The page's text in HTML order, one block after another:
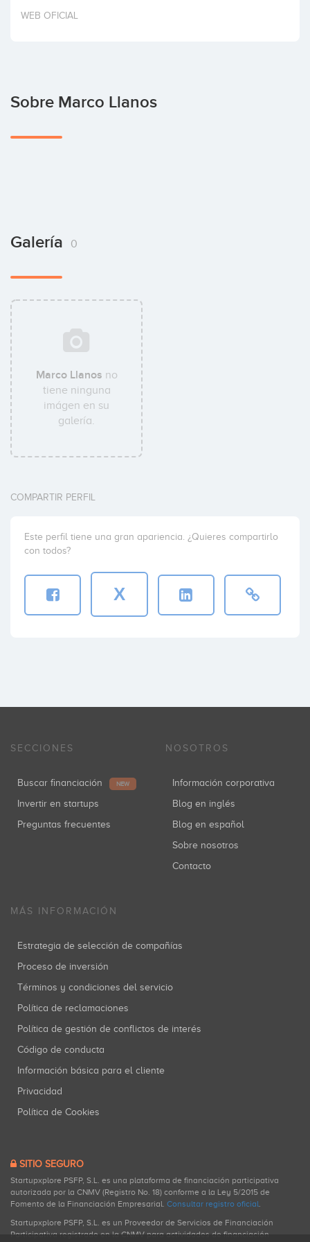
Invertir
WEB OFICIAL
Sobre Marco Llanos
Galería 0
Marco Llanos no
tiene ninguna
imágen en su
galería.
COMPARTIR PERFIL
Este perfil tiene una gran apariencia. ¿Quieres compartirlo
con todos?
X
SECCIONES
Buscar financiación NEW
Invertir en startups
Preguntas frecuentes
NOSOTROS
Información corporativa
Blog en inglés
Blog en español
Sobre nosotros
Contacto
MÁS INFORMACIÓN
Estrategia de selección de compañías
Proceso de inversión
Términos y condiciones del servicio
Política de reclamaciones
Política de gestión de conflictos de interés
Código de conducta
Información básica para el cliente
Privacidad
Política de Cookies
SITIO SEGURO
Startupxplore PSFP, S.L. es una plataforma de financiación participativa
autorizada por la CNMV (Registro No. 18) conforme a la Ley 5/2015 de
Fomento de la Financiación Empresarial. Consultar registro oficial.
Startupxplore PSFP, S.L. es un Proveedor de Servicios de Financiación
Participativa registrado en la CNMV para actividades de financiación